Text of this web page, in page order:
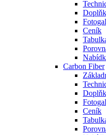
Ceník
Carbon Fiber
Ceník